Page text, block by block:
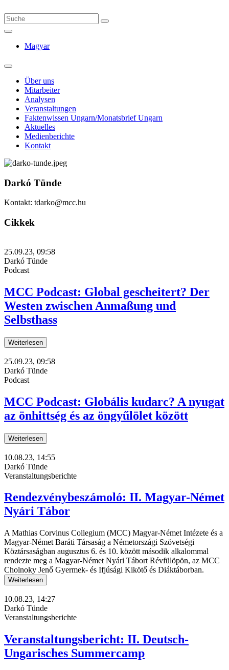
Magyar
Über uns
Mitarbeiter
Analysen
Veranstaltungen
Faktenwissen Ungarn/Monatsbrief Ungarn
Aktuelles
Medienberichte
Kontakt
Darkó Tünde
Kontakt: tdarko@mcc.hu
Cikkek
25.09.23, 09:58
Darkó Tünde
Podcast
MCC Podcast: Global gescheitert? Der
Westen zwischen Anmaßung und
Selbsthass
Weiterlesen
25.09.23, 09:58
Darkó Tünde
Podcast
MCC Podcast: Globális kudarc? A nyugat
az önhittség és az öngyűlölet között
Weiterlesen
10.08.23, 14:55
Darkó Tünde
Veranstaltungsberichte
Rendezvénybeszámoló: II. Magyar-Német
Nyári Tábor
A Mathias Corvinus Collegium (MCC) Magyar-Német Intézete és a
Magyar-Német Baráti Társaság a Németországi Szövetségi
Köztársaságban augusztus 6. és 10. között második alkalommal
rendezte meg a Magyar-Német Nyári Tábort Révfülöpön, az MCC
Cholnoky Jenő Gyermek- és Ifjúsági Kikötő és Diáktáborban.
Weiterlesen
10.08.23, 14:27
Darkó Tünde
Veranstaltungsberichte
Veranstaltungsbericht: II. Deutsch-
Ungarisches Summercamp